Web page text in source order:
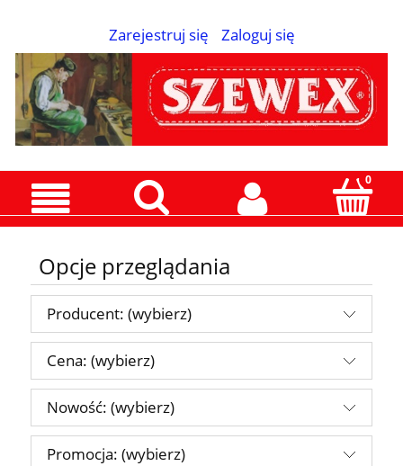
Zarejestruj się Zaloguj się
Opcje przeglądania
Producent: (wybierz)
Cena: (wybierz)
Nowość: (wybierz)
Promocja: (wybierz)